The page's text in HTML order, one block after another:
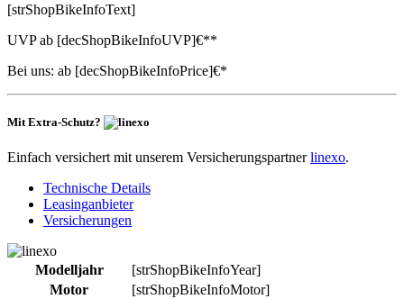
[strShopBikeInfoText]
UVP ab [decShopBikeInfoUVP]€**
Bei uns: ab [decShopBikeInfoPrice]€*
Mit Extra-Schutz?
Einfach versichert mit unserem Versicherungspartnerlinexo.
Technische Details
Leasinganbieter
Versicherungen
Modelljahr
[strShopBikeInfoYear]
Motor
[strShopBikeInfoMotor]